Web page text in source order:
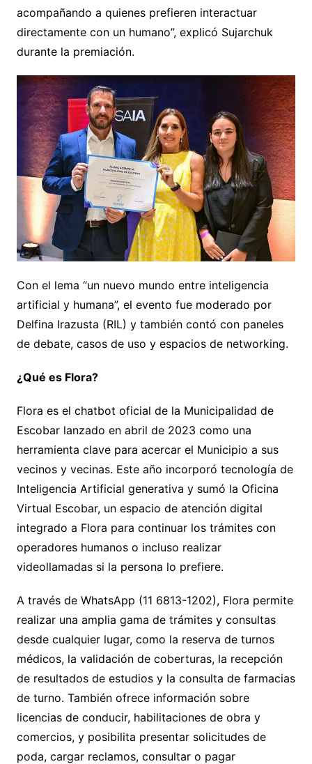
acompañando a quienes prefieren interactuar
directamente con un humano”, explicó Sujarchuk
durante la premiación.
Con el lema “un nuevo mundo entre inteligencia
artificial y humana”, el evento fue moderado por
Delfina Irazusta (RIL) y también contó con paneles
de debate, casos de uso y espacios de networking.
¿Qué es Flora?
Flora es el chatbot oficial de la Municipalidad de
Escobar lanzado en abril de 2023 como una
herramienta clave para acercar el Municipio a sus
vecinos y vecinas. Este año incorporó tecnología de
Inteligencia Artificial generativa y sumó la Oficina
Virtual Escobar, un espacio de atención digital
integrado a Flora para continuar los trámites con
operadores humanos o incluso realizar
videollamadas si la persona lo prefiere.
A través de WhatsApp (11 6813-1202), Flora permite
realizar una amplia gama de trámites y consultas
desde cualquier lugar, como la reserva de turnos
médicos, la validación de coberturas, la recepción
de resultados de estudios y la consulta de farmacias
de turno. También ofrece información sobre
licencias de conducir, habilitaciones de obra y
comercios, y posibilita presentar solicitudes de
poda, cargar reclamos, consultar o pagar